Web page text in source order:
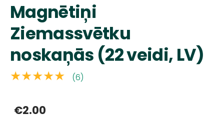
Magnētiņi
Ziemassvētku
noskaņās (22 veidi, LV)
★★★★★ (6)
€2.00